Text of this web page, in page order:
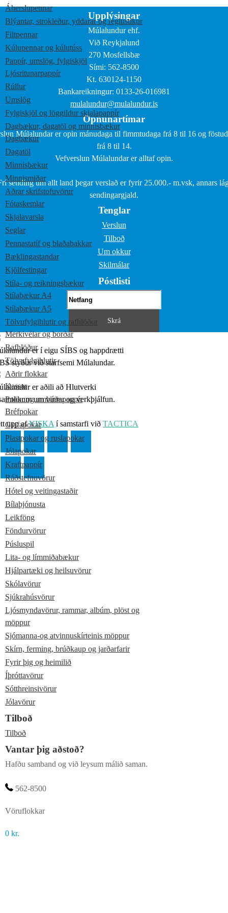
Áherslupennar
Blýantar, strokleður, yddarar og reglustikur
Filtpennar
Kúlupennar og kúlutúss
Pappír, umslög, fylgiskjöl
Ljósritunarpappír
Rúllur
Umslög
Fylgiskjöl og löggildur skjalapappír
Dagbækur, dagatöl og minnisbækur
Dagbækur
Dagatöl
Minnisbækur
Minnismiðar
Aðrar skrifstofuvörur
Fótaskemlar
Skjalavarsla
Seglar
Pennastatíf og blaðabakkar
Bæklingastandar
Kjölfestingar
Stíla- og reikningsbækur
Stílabækur A4
Stílabækur A5
Tölvufylgihlutir og rafhlöður
Merkivélar og borðar
Rafhlöður
Tölvufylgihlutir
Aðrir flokkar
Kassar
Pokar og umbúðapappír
Bréfpokar
Gjafapokar
Plastpokar og ruslapokar
Jólapokar
Kraftpappír
Ráðstefnuvörur
Hótel og veitingastaðir
Bílaþjónusta
Leikföng
Föndurvörur
Púsluspil
Lita- og límmiðabækur
Hjálpartæki og heilsuvörur
Skólavörur
Sjúkrahúsvörur
Ljósmyndavörur, rammar, albúm, plöst og
möppur
Sjómanna-og atvinnuskírteinis möppur
Skírn, ferming, brúðkaup og jarðarfarir
Fyrir þig og heimilið
Íþróttavörur
Sótthreinsivörur
Jólavörur
Tilboð
Tilboð
Vantar þig aðstoð?
Hafðu samband og við leysum málið saman.
562-8500
Vöruflokkar
0 kr.
Upplýsingar
Múlalundur ehf.
Við Reykjalund
270 Mosfellsbæ
Sími: 562-8500
Kt. 630124-1150
Bankareikningur: 0133-26-016981
mulalundur@mulalundur.is
Opnunartímar
Múlalundar er opin mánudaga til fimmtudaga frá 8 til 16 og
frá 8 til 14.
Vefverslun Múlalundar er alltaf opin.
sending um allt land þegar verslað er fyrir 25.000.- m.vsk, annars
sendingargjald.
Tenglar
Verslun
Tilboð
Um okkur
Skilmálar
Póstlisti
er í eigu SÍBS og happdrætti
styður við starfsemi Múlalundar.
er aðili að Hlutverki
um vinnu og verkþjálfun.
upp afVISKA í samstarfi við TACTICA